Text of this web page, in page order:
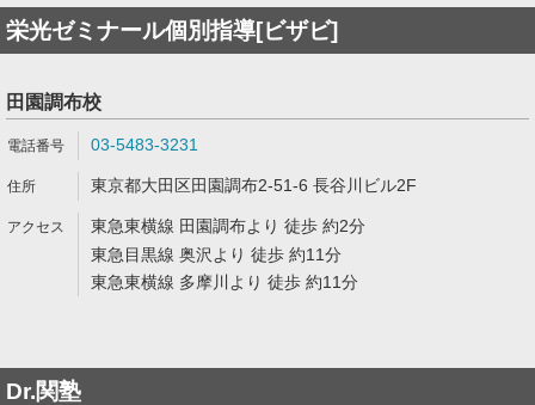
栄光ゼミナール個別指導[ビザビ]
田園調布校
03-5483-3231
東京都大田区田園調布2-51-6 長谷川ビル2F
東急東横線 田園調布より 徒歩 約2分
東急目黒線 奥沢より 徒歩 約11分
東急東横線 多摩川より 徒歩 約11分
Dr.関塾